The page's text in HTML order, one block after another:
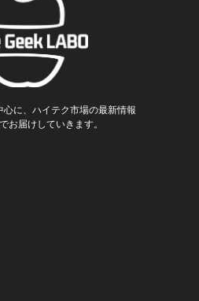
心に、ハイテク市場の最新情報
お届けしていきます。